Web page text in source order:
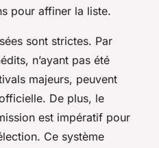
pour affiner la liste.
sont strictes. Par
n’ayant pas été
majeurs, peuvent
De plus, le
est impératif pour
Ce système